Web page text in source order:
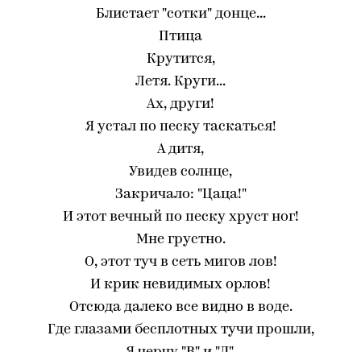
Блистает "сотки" донце...
Птица
Крутится,
Летя. Круги...
Ах, други!
Я устал по песку таскаться!
А дитя,
Увидев солнце,
Закричало: "Цаца!"
И этот вечный по песку хруст ног!
Мне грустно.
О, этот туч в сеть мигов лов!
И крик невидимых орлов!
Отсюда далеко все видно в воде.
Где глазами бесплотных тучи прошли,